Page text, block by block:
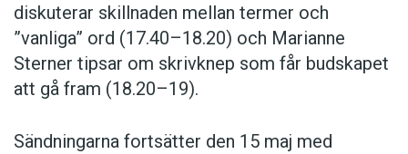
diskuterar skillnaden mellan termer och
”vanliga” ord (17.40–18.20) och Marianne
Sterner tipsar om skrivknep som får budskapet
att gå fram (18.20–19).
Sändningarna fortsätter den 15 maj med